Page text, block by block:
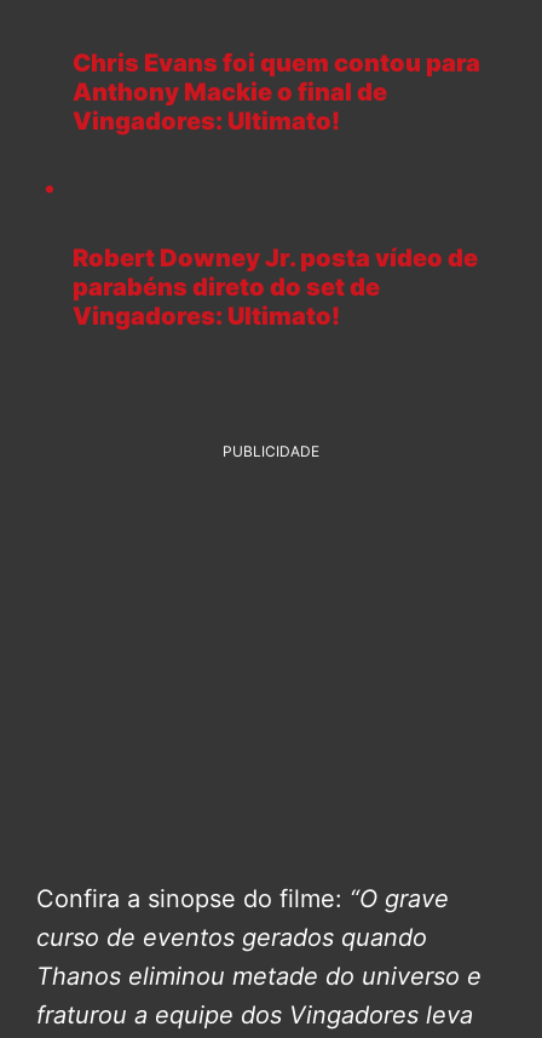
Chris Evans foi quem contou para
Anthony Mackie o final de
Vingadores: Ultimato!
Robert Downey Jr. posta vídeo de
parabéns direto do set de
Vingadores: Ultimato!
PUBLICIDADE
Confira a sinopse do filme: “O grave
curso de eventos gerados quando
Thanos eliminou metade do universo e
fraturou a equipe dos Vingadores leva